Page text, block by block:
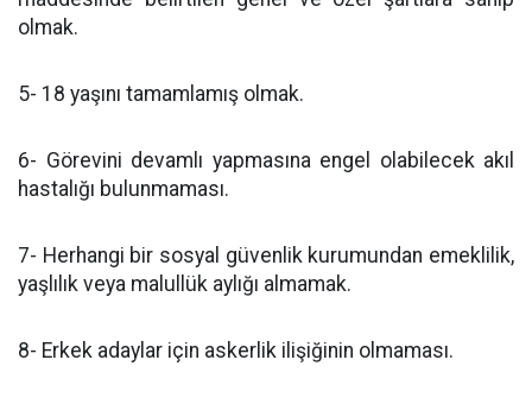
olmak.
5- 18 yaşını tamamlamış olmak.
6- Görevini devamlı yapmasına engel olabilecek akıl
hastalığı bulunmaması.
7- Herhangi bir sosyal güvenlik kurumundan emeklilik,
yaşlılık veya malullük aylığı almamak.
8- Erkek adaylar için askerlik ilişiğinin olmaması.